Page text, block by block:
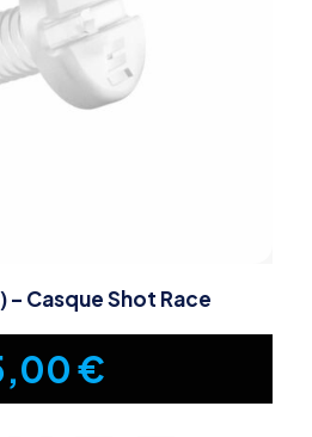
– Casque Shot Race
€